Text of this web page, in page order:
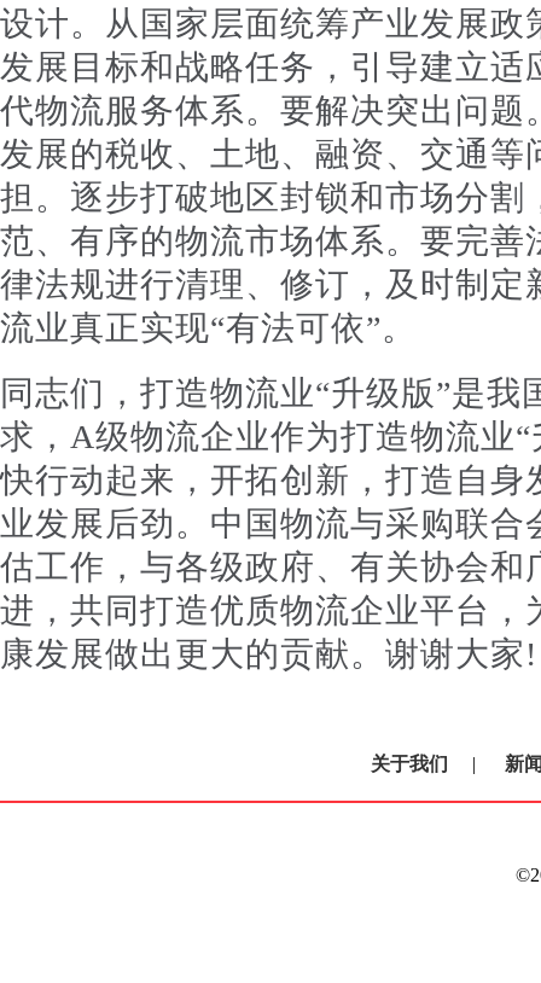
设计。从国家层面统筹产业发展
发展目标和战略任务，引导建立
代物流服务体系。要解决突出问
发展的税收、土地、融资、交通等
担。逐步打破地区封锁和市场分割
范、有序的物流市场体系。要完
律法规进行清理、修订，及时制
流业真正实现“有法可依”。
同志们，打造物流业“升级版”是
求，A级物流企业作为打造物流业
快行动起来，开拓创新，打造自身
业发展后劲。中国物流与采购联
估工作，与各级政府、有关协会和
进，共同打造优质物流企业平台
康发展做出更大的贡献。谢谢大家!
关于我们 | 新